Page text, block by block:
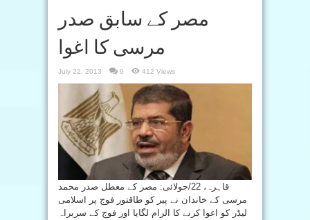
مصر کے سابق صدر
مرسی کا اغوا
July 22, 2013 0 412 Views
قاہرہ، 22/جولائی: مصر کے معطل صدر محمد
مرسی کے خاندان نے پیر کو طاقتور فوج پر اسلامی
لیڈر کو اغوا کرنے کا الزام لگایا اور فوج کے سربراہ